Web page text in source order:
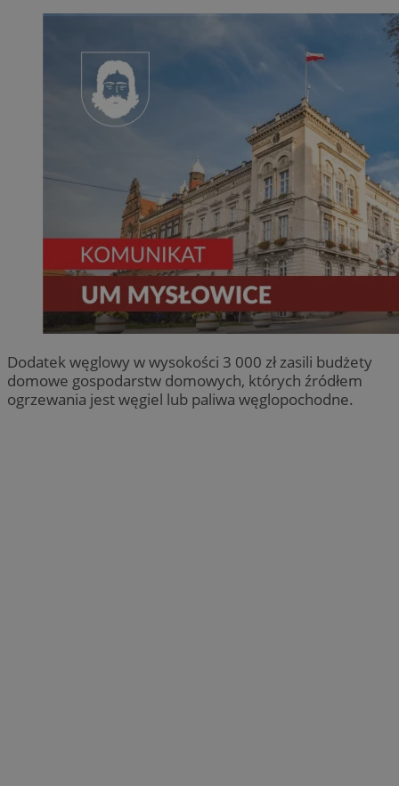
Dodatek węglowy w wysokości 3 000 zł zasili budżety
domowe gospodarstw domowych, których źródłem
ogrzewania jest węgiel lub paliwa węglopochodne.